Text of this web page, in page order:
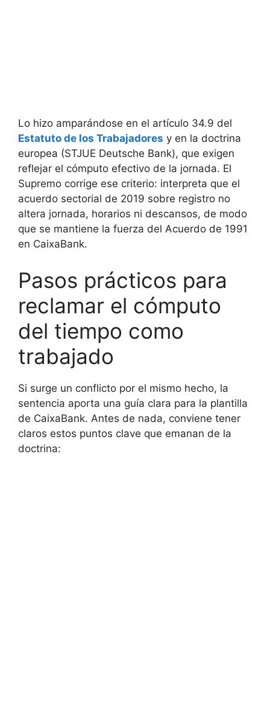
Lo hizo amparándose en el artículo 34.9 del
Estatuto de los Trabajadores y en la doctrina
europea (STJUE Deutsche Bank), que exigen
reflejar el cómputo efectivo de la jornada. El
Supremo corrige ese criterio: interpreta que el
acuerdo sectorial de 2019 sobre registro no
altera jornada, horarios ni descansos, de modo
que se mantiene la fuerza del Acuerdo de 1991
en CaixaBank.
Pasos prácticos para
reclamar el cómputo
del tiempo como
trabajado
Si surge un conflicto por el mismo hecho, la
sentencia aporta una guía clara para la plantilla
de CaixaBank. Antes de nada, conviene tener
claros estos puntos clave que emanan de la
doctrina: